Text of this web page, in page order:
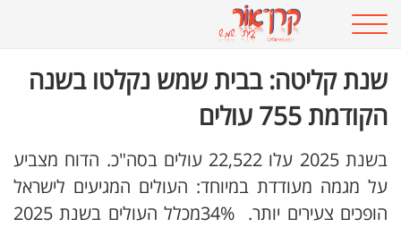
שנת קליטה: בבית שמש נקלטו בשנה
הקודמת 755 עולים
בשנת 2025 עלו 22,522 עולים בסה"כ. הדוח מצביע
על מגמה מעודדת במיוחד: העולים המגיעים לישראל
הופכים צעירים יותר.
34%
מכלל העולים בשנת 2025